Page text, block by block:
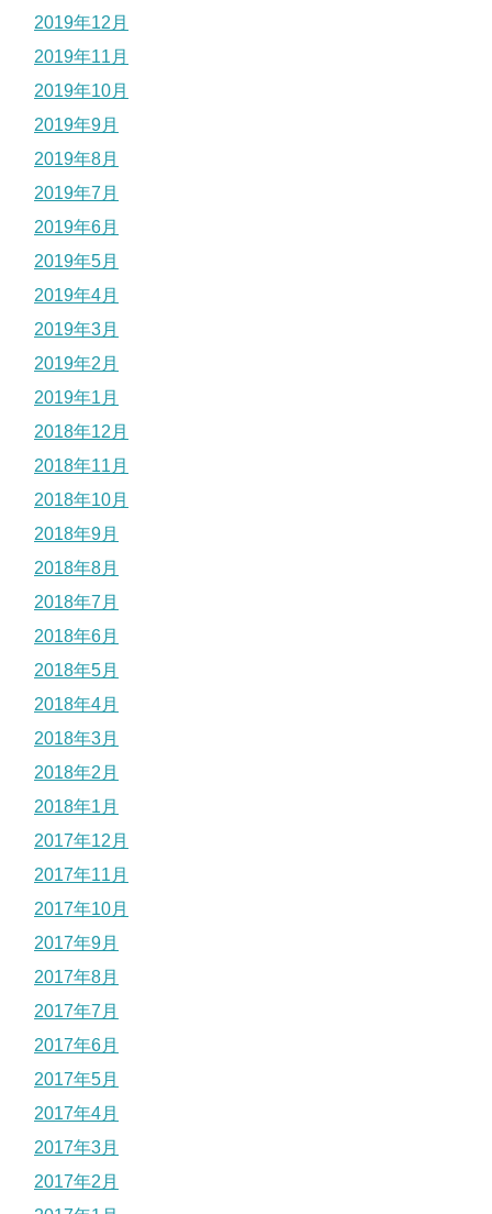
2019年12月
2019年11月
2019年10月
2019年9月
2019年8月
2019年7月
2019年6月
2019年5月
2019年4月
2019年3月
2019年2月
2019年1月
2018年12月
2018年11月
2018年10月
2018年9月
2018年8月
2018年7月
2018年6月
2018年5月
2018年4月
2018年3月
2018年2月
2018年1月
2017年12月
2017年11月
2017年10月
2017年9月
2017年8月
2017年7月
2017年6月
2017年5月
2017年4月
2017年3月
2017年2月